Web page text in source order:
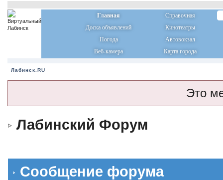
Главная
Справочная
Доска объявлений
Кинотеатры
Погода
Автовокзал
Веб-камера
Карта города
Лабинск.RU
Это
Лабинский Форум
Сообщение форума